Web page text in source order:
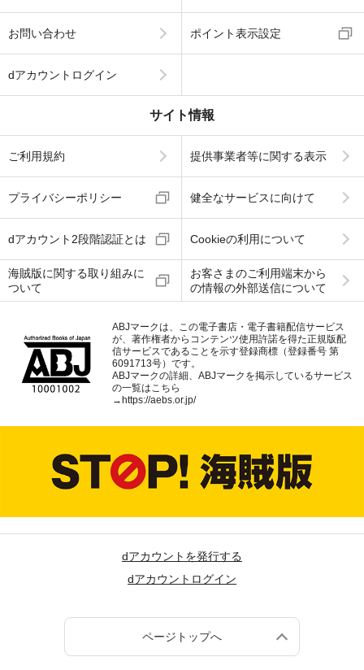
お問い合わせ ポイント表示設定
dアカウントログイン
サイト情報
ご利用規約 提供事業者等に関する表示
プライバシーポリシー 健全なサービスに向けて
dアカウント2段階認証とは Cookieの利用について
海賊版に関する取り組みに
ついて
お客さまのご利用端末から
の情報の外部送信について
ABJマークは、この電子書店・電子書籍配信サービス
が、著作権者からコンテンツ使用許諾を得た正規版配
信サービスであることを示す登録商標（登録番号 第
6091713号）です。
ABJマークの詳細、ABJマークを掲示しているサービス
の一覧はこちら
→ https://aebs.or.jp/
dアカウントを発行する
dアカウントログイン
ページトップへ